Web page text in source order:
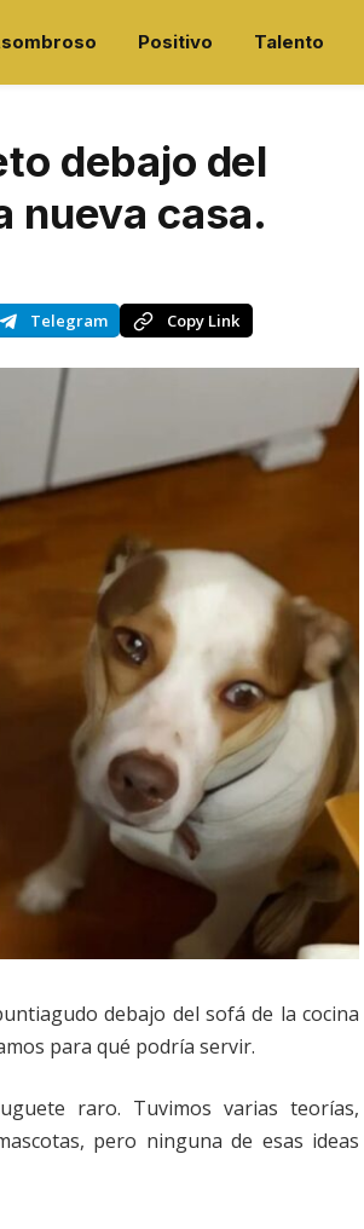
Positivo Talento
debajo del
nueva casa.
Telegram Copy Link
debajo del sofá de la cocina
para qué podría servir.
raro. Tuvimos varias teorías,
pero ninguna de esas ideas